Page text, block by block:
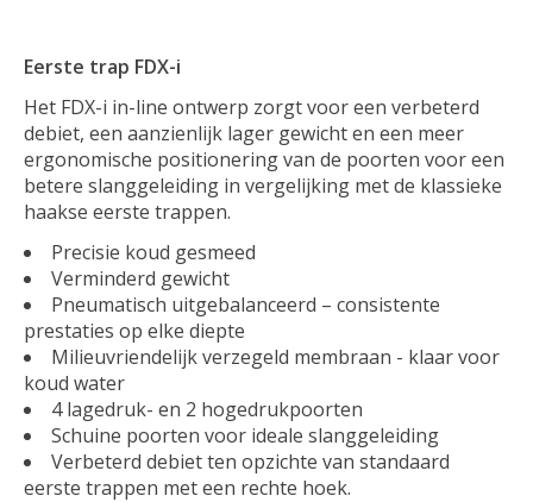
Eerste trap FDX-i
Het FDX-i in-line ontwerp zorgt voor een verbeterd
debiet, een aanzienlijk lager gewicht en een meer
ergonomische positionering van de poorten voor een
betere slanggeleiding in vergelijking met de klassieke
haakse eerste trappen.
Precisie koud gesmeed
Verminderd gewicht
Pneumatisch uitgebalanceerd – consistente
prestaties op elke diepte
Milieuvriendelijk verzegeld membraan - klaar voor
koud water
4 lagedruk- en 2 hogedrukpoorten
Schuine poorten voor ideale slanggeleiding
Verbeterd debiet ten opzichte van standaard
eerste trappen met een rechte hoek.